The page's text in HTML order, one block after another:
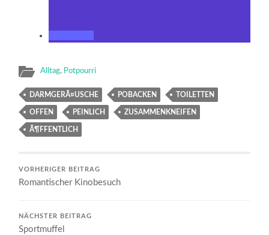
Alltag, Potpourri
DARMGERÃ¤USCHE POBACKEN TOILETTEN
OFFEN PEINLICH ZUSAMMENKNEIFEN
Ã¶FFENTLICH
VORHERIGER BEITRAG
Romantischer Kinobesuch
NÄCHSTER BEITRAG
Sportmuffel